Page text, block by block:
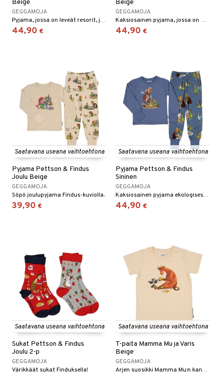
Beige
GEGGAMOJA
Pyjama, jossa on leveät resorit, jotka on helppo kääriä ylös.
44,90 €
Beige
GEGGAMOJA
Kaksiosainen pyjama, jossa on mukava istuvuus.
44,90 €
Saatavana useana vaihtoehtona
Pyjama Pettson & Findus
Joulu Beige
GEGGAMOJA
Söpö joulupyjama Findus-kuviolla.
39,90 €
Saatavana useana vaihtoehtona
Pyjama Pettson & Findus
Sininen
GEGGAMOJA
Kaksiosainen pyjama ekologisesta puuvillasta.
44,90 €
Saatavana useana vaihtoehtona
Sukat Pettson & Findus
Joulu 2-p
GEGGAMOJA
Värikkäät sukat Finduksella!
Saatavana useana vaihtoehtona
T-paita Mamma Mu ja Varis
Beige
GEGGAMOJA
Arjen suosikki Mamma Mu:n kanssa!